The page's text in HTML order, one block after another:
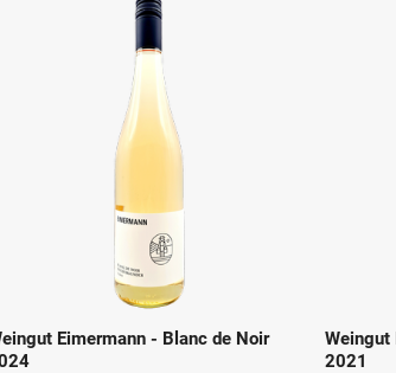
Eimermann - Blanc de Noir
Weingut
2021